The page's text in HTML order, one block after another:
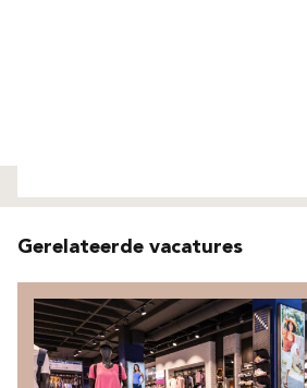
Gerelateerde vacatures